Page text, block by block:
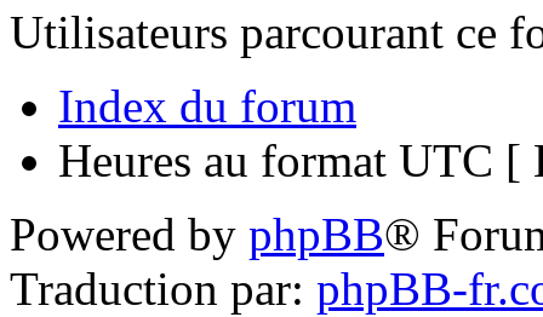
Utilisateurs parcourant ce
Index du forum
Heures au format UTC [
Powered by phpBB®
Traduction par: phpBB-